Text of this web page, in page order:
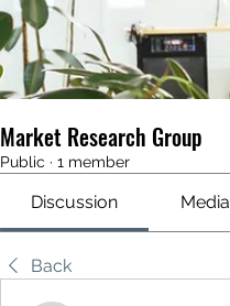
Market Research Group
Public · 1 member
Discussion Media
Back